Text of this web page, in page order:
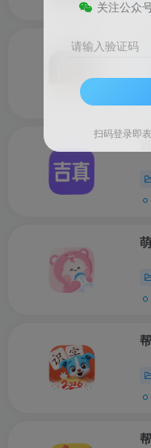
关注公众
请输入验证码
扫码登录即